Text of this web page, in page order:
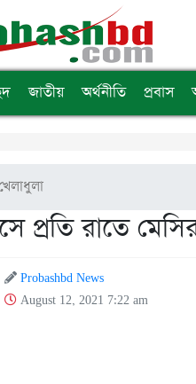
জাতীয় অর্থনীতি প্রবাস
প্রতি রাতে
Probashbd News
August 12, 2021 7:22 am